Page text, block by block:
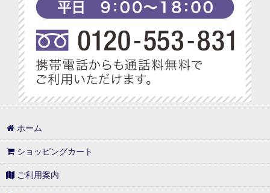
ベジターレセレクト
セラムハンドクリーム
手提げ袋・ラッピング
ベジターレ 幸せの缶ケーキ
ベジターレ アレンジレシピ特集
プチギフト特集
べジターレ ノンアルコールスパークリング特集
1,000円以内
1,000円台の可愛いギフト
1,001円〜3,000円
ホーム
ショッピングカート
ご利用案内